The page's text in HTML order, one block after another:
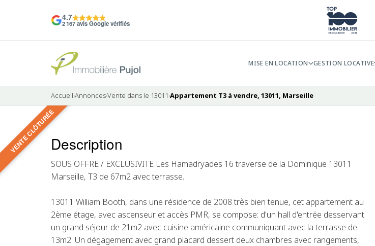
4.7
2 167 avis Google vérifiés
MISE EN LOCATION GESTION LOCATIVE
Accueil›Annonces›Vente dans le 13011›Appartement T3 à vendre, 13011, Marseille
VENTE CLÔTURÉE VENDU
Description
SOUS OFFRE / EXCLUSIVITE Les Hamadryades 16 traverse de la Dominique 13011
Marseille, T3 de 67m2 avec terrasse.
13011 William Booth, dans une résidence de 2008 très bien tenue, cet appartement au
2ème étage, avec ascenseur et accès PMR, se compose: d'un hall d'entrée desservant
un grand séjour de 21m2 avec cuisine américaine communiquant avec la terrasse de
13m2. Un dégagement avec grand placard dessert deux chambres avec rangements,